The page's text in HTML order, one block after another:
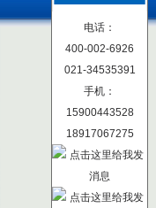
电话：
400-002-6926
021-34535391
手机：
15900443528
18917067275